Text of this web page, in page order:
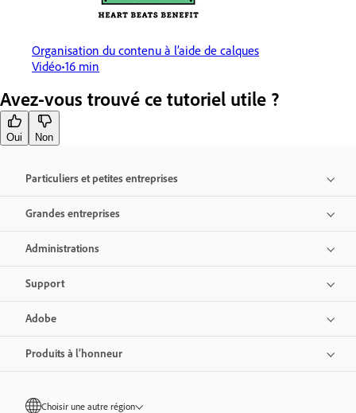
Organisation du contenu à l’aide de calques
Vidéo 16 min
Avez-vous trouvé ce tutoriel utile ?
Oui Non
Particuliers et petites entreprises
Grandes entreprises
Administrations
Support
Adobe
Produits à l’honneur
Choisir une autre région